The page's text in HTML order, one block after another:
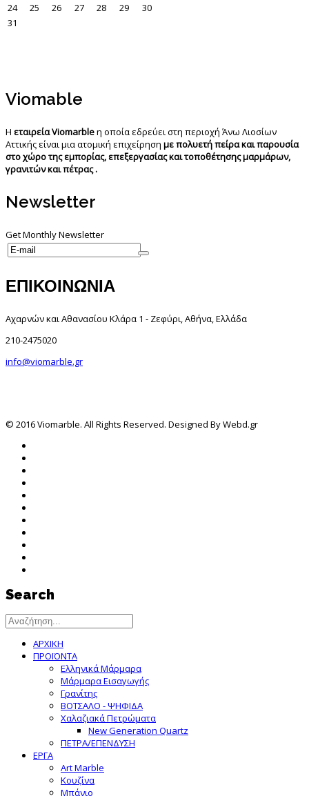
24
25 26 27 28 29
30
31
Viomable
Η εταιρεία Viomarbleη οποία εδρεύει στη περιοχή Άνω Λιοσίων
Αττικής είναι μια ατομική επιχείρηση με πολυετή πείρα και παρουσία
στο χώρο της εμπορίας, επεξεργασίας και τοποθέτησης μαρμάρων,
γρανιτών και πέτρας .
Newsletter
Get Monthly Newsletter
ΕΠΙΚΟΙΝΩΝΙΑ
Αχαρνών και Αθανασίου Κλάρα 1 - Ζεφύρι, Αθήνα, Ελλάδα
210-2475020
info@viomarble.gr
© 2016 Viomarble. All Rights Reserved. Designed By Webd.gr
Search
ΑΡΧΙΚΗ
ΠΡΟΪΟΝΤΑ
Ελληνικά Μάρμαρα
Μάρμαρα Εισαγωγής
Γρανίτης
ΒΟΤΣΑΛΟ - ΨΗΦΙΔΑ
Χαλαζιακά Πετρώματα
New Generation Quartz
ΠΕΤΡΑ/ΕΠΕΝΔΥΣΗ
ΕΡΓΑ
Art Marble
Κουζίνα
Μπάνιο